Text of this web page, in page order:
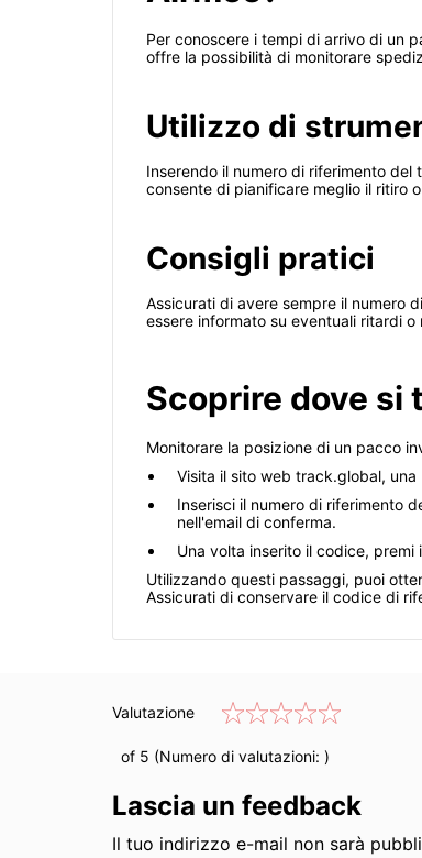
Per conoscere i tempi di arrivo di un
offre la possibilità di monitorare
Utilizzo di
Inserendo il numero di riferimento
consente di pianificare meglio il ritiro
Consigli pratici
Assicurati di avere sempre il numero
essere informato su eventuali ritardi
Scoprire dove si
Monitorare la posizione di un pacco
Visita il sito web track.global,
Inserisci il numero di riferimento
nell'email di conferma.
Una volta inserito il codice,
Utilizzando questi passaggi, puoi
Assicurati di conservare il codice di
Valutazione
of 5 (Numero di valutazioni: )
Lascia un feedback
Il tuo indirizzo e-mail non sarà